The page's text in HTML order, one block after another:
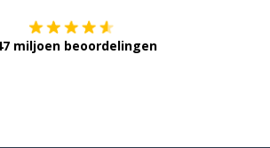
miljoen beoordelingen